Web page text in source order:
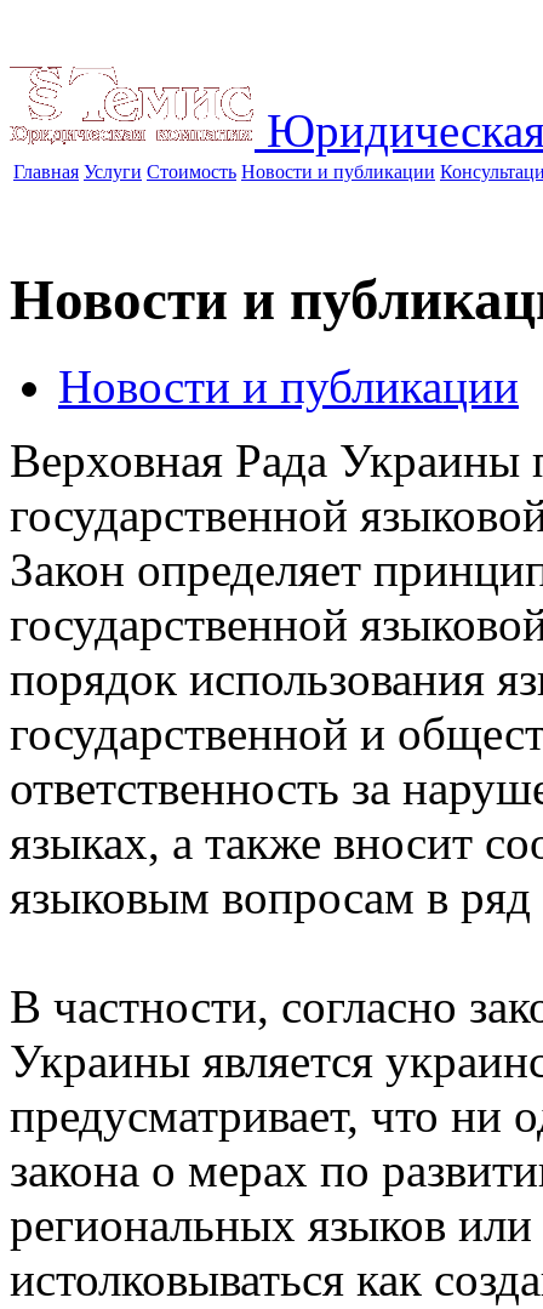
Главная Услуги Стоимость Новости и публикации
Новости и
Новости и публикации
Верховная Рада
государственной
Закон определяет
государственной
порядок использования
государственной и
ответственность за
языках, а также вносит
языковым вопросам в
В частности, согласно
Украины является
предусматривает, что ни
закона о мерах по
региональных языков
истолковываться как